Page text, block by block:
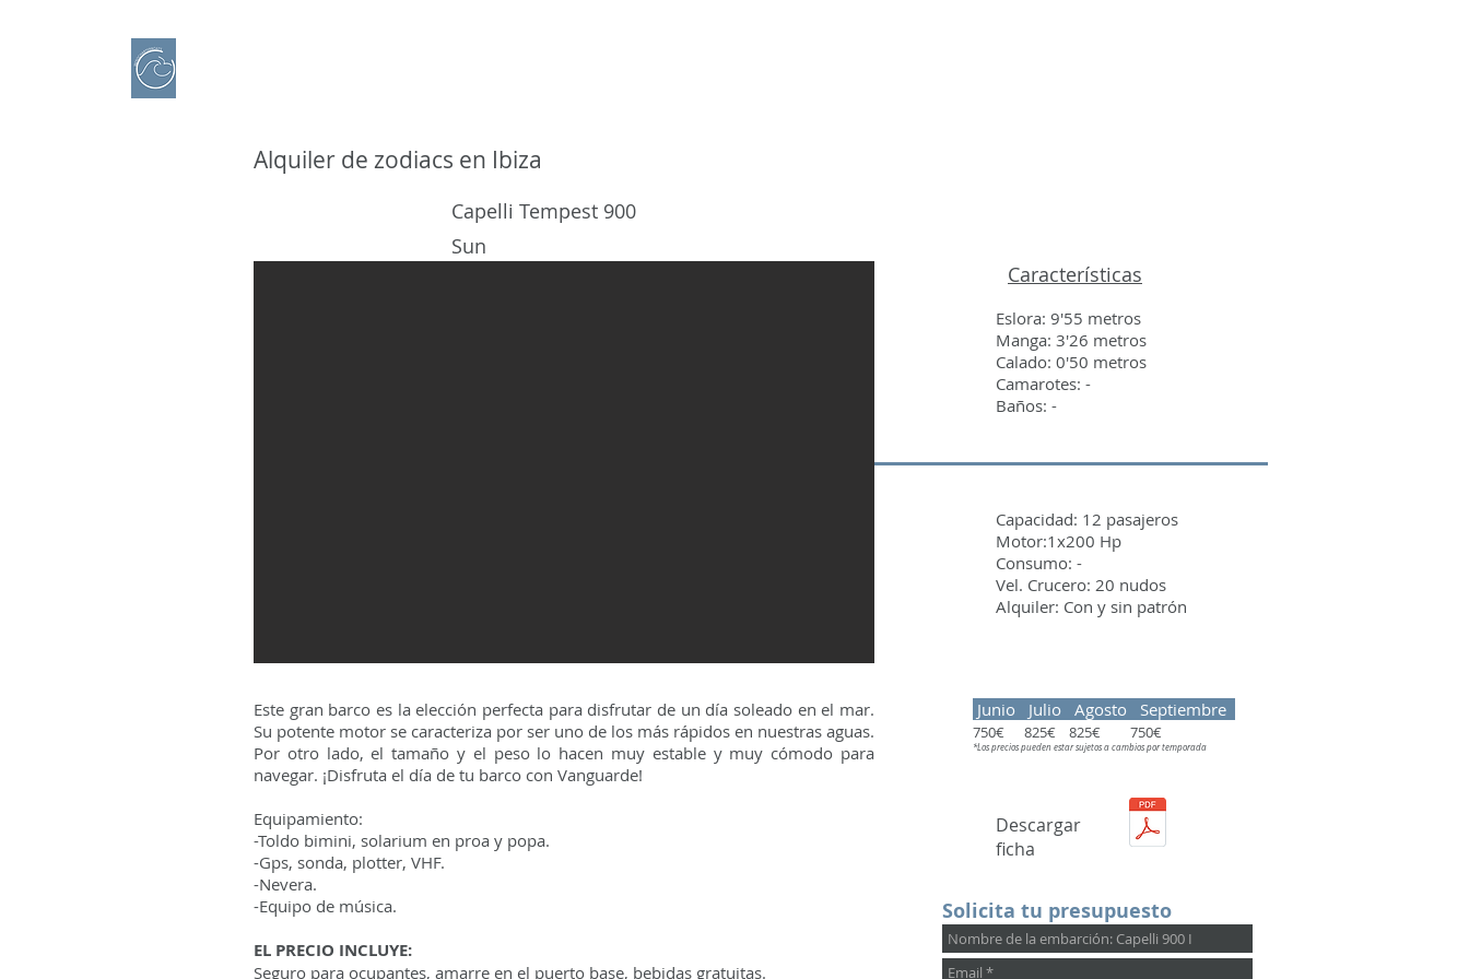
Alquiler de zodiacs en Ibiza
Capelli Tempest 900
Sun
Características
Eslora: 9'55 metros
Manga: 3'26 metros
Calado: 0'50 metros
Camarotes: -
Baños: -
Capacidad: 12 pasajeros
Motor:1x200 Hp
Consumo: -
Vel. Crucero: 20 nudos
Alquiler: Con y sin patrón
Este gran barco es la elección perfecta para disfrutar de un día soleado en el mar.
Su potente motor se caracteriza por ser uno de los más rápidos en nuestras aguas.
Por otro lado, el tamaño y el peso lo hacen muy estable y muy cómodo para
navegar. ¡Disfruta el día de tu barco con Vanguarde!
Equipamiento:
-Toldo bimini, solarium en proa y popa.
-Gps, sonda, plotter, VHF.
-Nevera.
-Equipo de música.
EL PRECIO INCLUYE:
Seguro para ocupantes, amarre en el puerto base, bebidas gratuitas.
Junio Julio Agosto Septiembre
750€ 825€ 825€ 750€
*Los precios pueden estar sujetos a cambios por temporada
Descargar
ficha
Solicita tu presupuesto